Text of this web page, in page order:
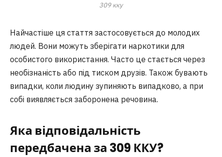
309 кку
Найчастіше ця стаття застосовується до молодих
людей. Вони можуть зберігати наркотики для
особистого використання. Часто це стається через
необізнаність або під тиском друзів. Також бувають
випадки, коли людину зупиняють випадково, а при
собі виявляється заборонена речовина.
Яка відповідальність
передбачена за 309 ККУ?